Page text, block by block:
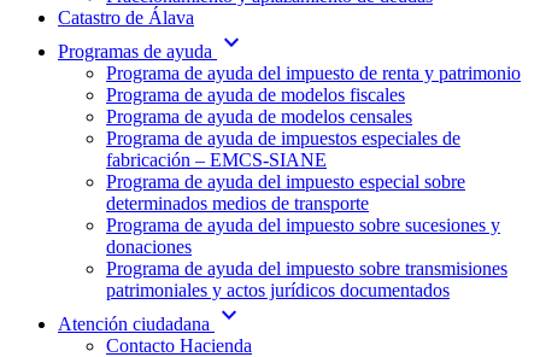
Catastro de Álava
Programas de ayuda
expand_more
Programa de ayuda del impuesto de renta y patrimonio
Programa de ayuda de modelos fiscales
Programa de ayuda de modelos censales
Programa de ayuda de impuestos especiales de
fabricación – EMCS-SIANE
Programa de ayuda del impuesto especial sobre
determinados medios de transporte
Programa de ayuda del impuesto sobre sucesiones y
donaciones
Programa de ayuda del impuesto sobre transmisiones
patrimoniales y actos jurídicos documentados
Atención ciudadana
expand_more
Contacto Hacienda